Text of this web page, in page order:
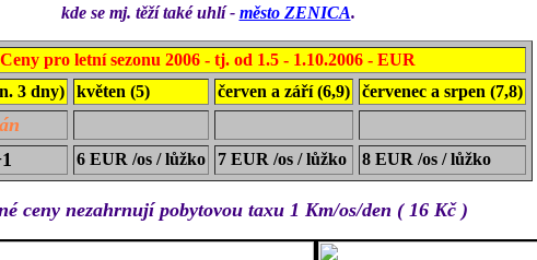
kde se mj. těží také uhlí - město ZENICA.
Ceny pro letní sezonu 2006 - tj. od 1.5 - 1.10.2006 - EUR
3 dny)
květen (5) červen a září (6,9) červenec a srpen (7,8)
6 EUR /os / lůžko 7 EUR /os / lůžko 8 EUR /os / lůžko
ceny nezahrnují pobytovou taxu 1 Km/os/den ( 16 Kč )